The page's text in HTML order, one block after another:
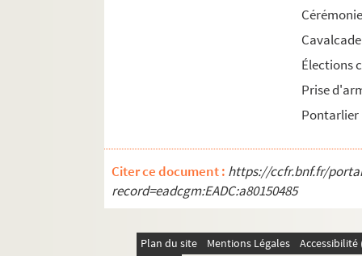
Élections
Prise
Pontarlier
Citer ce document : https://ccfr.bnf.fr/
record=eadcgm:EADC:a80150485
Plan du site Mentions Légales